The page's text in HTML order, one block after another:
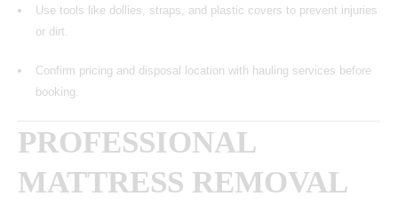
Use tools like dollies, straps, and plastic covers to prevent injuries
or dirt.
Confirm pricing and disposal location with hauling services before
booking.
PROFESSIONAL
MATTRESS REMOVAL